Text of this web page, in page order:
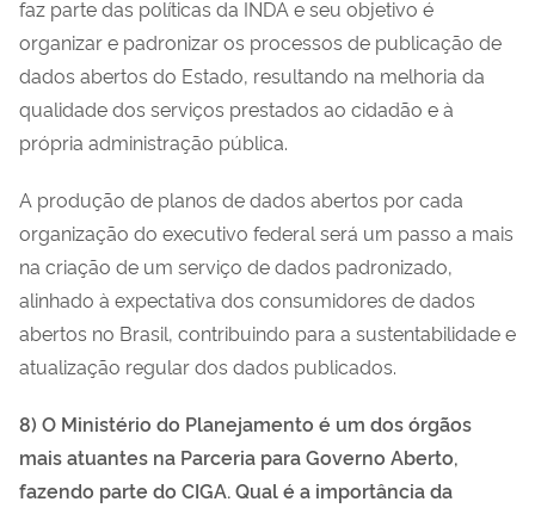
faz parte das políticas da INDA e seu objetivo é
organizar e padronizar os processos de publicação de
dados abertos do Estado, resultando na melhoria da
qualidade dos serviços prestados ao cidadão e à
própria administração pública.
A produção de planos de dados abertos por cada
organização do executivo federal será um passo a mais
na criação de um serviço de dados padronizado,
alinhado à expectativa dos consumidores de dados
abertos no Brasil, contribuindo para a sustentabilidade e
atualização regular dos dados publicados.
8) O Ministério do Planejamento é um dos órgãos
mais atuantes na Parceria para Governo Aberto,
fazendo parte do CIGA. Qual é a importância da